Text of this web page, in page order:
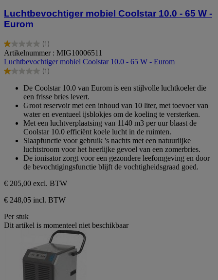
Luchtbevochtiger mobiel Coolstar 10.0 - 65 W -
Eurom
(1)
1.0
van
de
5
beoordeling
Artikelnummer : MIG10006511
Luchtbevochtiger mobiel Coolstar 10.0 - 65 W - Eurom
(1)
1.0
sterren.
beoordeling
De Coolstar 10.0 van Eurom is een stijlvolle luchtkoeler die
een frisse bries levert.
Groot reservoir met een inhoud van 10 liter, met toevoer van
water en eventueel ijsblokjes om de koeling te versterken.
Met een luchtverplaatsing van 1140 m3 per uur blaast de
Coolstar 10.0 efficiënt koele lucht in de ruimten.
Slaapfunctie voor gebruik 's nachts met een natuurlijke
luchtstroom voor het heerlijke gevoel van een zomerbries.
De ionisator zorgt voor een gezondere leefomgeving en door
de bevochtigingsfunctie blijft de vochtigheidsgraad goed.
€ 205,00 excl. BTW
€ 248,05 incl. BTW
Per stuk
Dit artikel is momenteel niet beschikbaar